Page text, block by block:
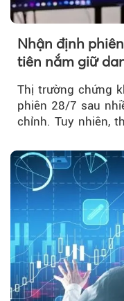
Nhận định
tiên nắm giữ
Thị trường chứng
phiên 28/7 sau
chỉnh. Tuy nhiên,